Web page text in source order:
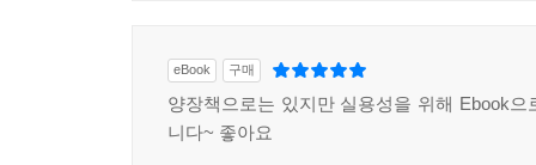
eBook 구매
양장책으로는 있지만 실용성을 위해 Ebook으
니다~ 좋아요